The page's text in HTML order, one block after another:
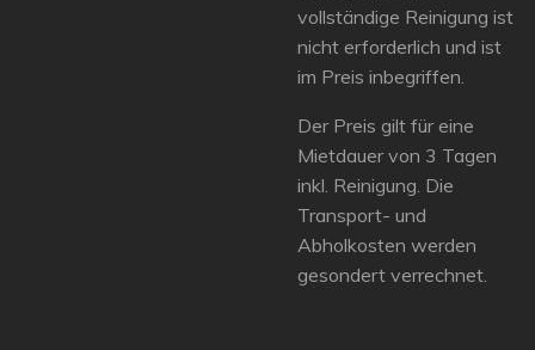
vollständige Reinigung ist
nicht erforderlich und ist
im Preis inbegriffen.
Der Preis gilt für eine
Mietdauer von 3 Tagen
inkl. Reinigung. Die
Transport- und
Abholkosten werden
gesondert verrechnet.